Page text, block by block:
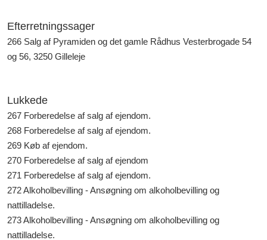
Efterretningssager
266 Salg af Pyramiden og det gamle Rådhus Vesterbrogade 54
og 56, 3250 Gilleleje
Lukkede
267 Forberedelse af salg af ejendom.
268 Forberedelse af salg af ejendom.
269 Køb af ejendom.
270 Forberedelse af salg af ejendom
271 Forberedelse af salg af ejendom.
272 Alkoholbevilling - Ansøgning om alkoholbevilling og
nattilladelse.
273 Alkoholbevilling - Ansøgning om alkoholbevilling og
nattilladelse.